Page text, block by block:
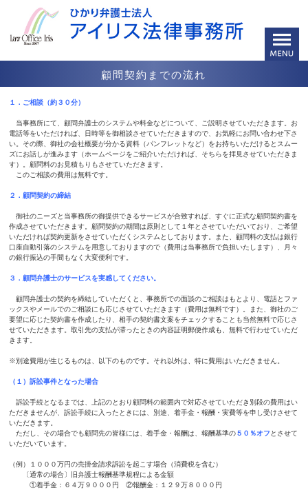
顧問契約までの流れ
１．ご相談（約３０分）
当事務所にて、顧問弁護士のシステムや料金などについて、ご説明させていただきます。お
電話等をいただければ、日時等を御相談させていただきますので、お気軽にお問い合わせ下さ
い。その際、御社の会社概要が分かる資料（パンフレットなど）をお持ちいただけるとスムー
ズにお話しが進みます（ホームページをご紹介いただければ、そちらを拝見させていただきま
す）。顧問料のお見積もりもさせていただきます。
このご相談の費用は無料です。
２．顧問契約の締結
御社のニーズと当事務所の御提供できるサービスが合致すれば、すぐに正式な顧問契約書を
作成させていただきます。顧問契約の期間は原則として１年とさせていただいており、ご希望
いただければ契約更新をさせていただくシステムとしております。また、顧問料の支払は銀行
口座自動引落のシステムを用意しておりますので（費用は当事務所で負担いたします）、月々
の銀行振込の手間もなく大変便利です。
３．顧問弁護士のサービスを実感してください。
顧問弁護士の契約を締結していただくと、事務所での面談のご相談はもとより、電話とファ
ックスやメールでのご相談にも応じさせていただきます（費用は無料です）。また、御社のご
要望に応じた契約書を作成したり、相手の契約書文案をチェックすることも当然無料で応じさ
せていただきます。取引先の支払が滞ったときの内容証明郵便作成も、無料で行わせていただ
きます。
※別途費用が生じるものは、以下のものです。それ以外は、特に費用はいただきません。
（１）訴訟事件となった場合
訴訟手続となるまでは、上記のとおり顧問料の範囲内で対応させていただき別段の費用はい
ただきませんが、訴訟手続に入ったときには、別途、着手金・報酬・実費等を申し受けさせて
いただきます。
ただし、その場合でも顧問先の皆様には、着手金・報酬は、報酬基準の５０％オフ とさせて
いただいています。
（例）１０００万円の売掛金請求訴訟を起こす場合（消費税を含む）
〔通常の場合〕旧弁護士報酬基準規程による金額
①着手金：６４万９０００円 ②報酬金：１２９万８０００円